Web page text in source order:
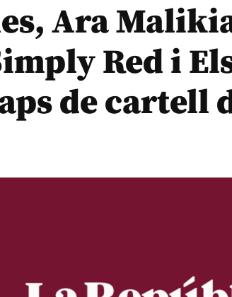
Ara
Red i
de cartell